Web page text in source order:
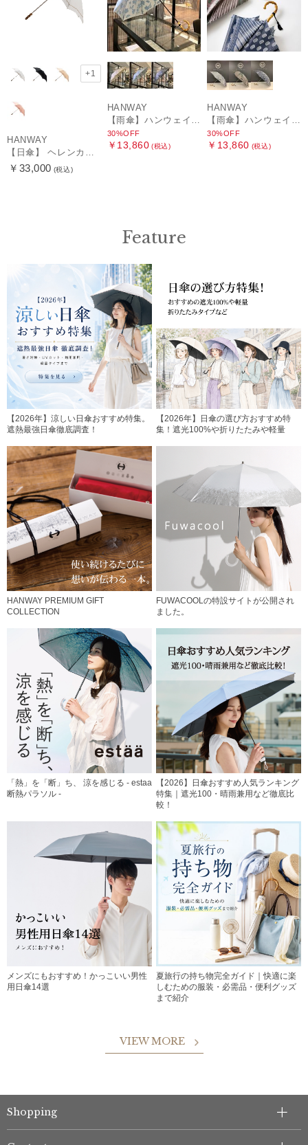
+1
HANWAY
￥33,000 (税込)
HANWAY
30%OFF
￥13,860 (税込)
HANWAY
30%OFF
￥13,860 (税込)
Feature
【2026年】涼しい日傘おすすめ特集。
遮熱最強日傘徹底調査！
【2026年】日傘の選び方おすすめ特
集！遮光100%や折りたたみや軽量
HANWAY PREMIUM GIFT
COLLECTION
FUWACOOLの特設サイトが公開され
ました。
「熱」を「断」ち、 涼を感じる - estaa
断熱パラソル -
【2026】日傘おすすめ人気ランキング
特集｜遮光100・晴雨兼用など徹底比
較！
メンズにもおすすめ！かっこいい男性
用日傘14選
夏旅行の持ち物完全ガイド｜快適に楽
しむための服装・必需品・便利グッズ
まで紹介
VIEW MORE
Shopping